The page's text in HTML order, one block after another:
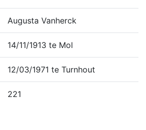
Augusta Vanherck
14/11/1913 te Mol
12/03/1971 te Turnhout
221